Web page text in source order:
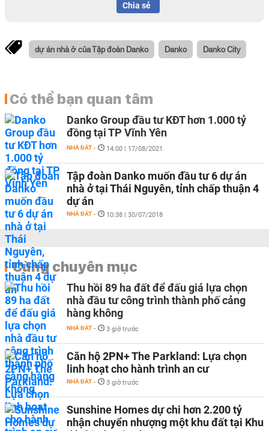
Chia sẻ
dự án nhà ở của Tập đoàn Danko Danko Danko City
Có thể bạn quan tâm
Danko Group đầu tư KĐT hơn 1.000 tỷ
đồng tại TP Vĩnh Yên
NHÀ ĐẤT - 14:00 | 17/08/2021
Tập đoàn Danko muốn đầu tư 6 dự án
nhà ở tại Thái Nguyên, tỉnh chấp thuận 4
dự án
NHÀ ĐẤT - 10:38 | 30/07/2018
Cùng chuyên mục
Thu hồi 89 ha đất để đấu giá lựa chọn
nhà đầu tư công trình thành phố cảng
hàng không
NHÀ ĐẤT - 3 giờ trước
Căn hộ 2PN+ The Parkland: Lựa chọn
linh hoạt cho hành trình an cư
NHÀ ĐẤT - 3 giờ trước
Sunshine Homes dự chi hơn 2.200 tỷ
nhận chuyển nhượng một khu đất tại Khu